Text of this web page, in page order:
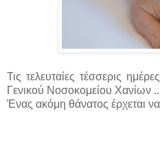
Τις τελευταίες τέσσερις
Γενικού Νοσοκομείου Χανίων
Ένας ακόμη θάνατος έρχεται